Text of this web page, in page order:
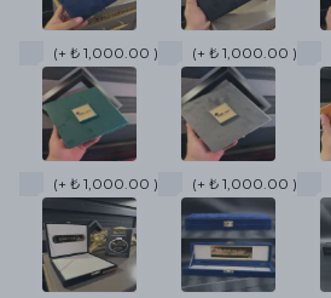
(+ ₺ 1,000.00 ) (+ ₺ 1,000.00 )
(+ ₺ 1,000.00 ) (+ ₺ 1,000.00 )